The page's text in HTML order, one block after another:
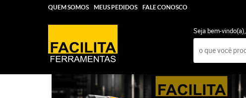
QUEM SOMOS MEUS PEDIDOS FALE CONOSCO
Seja bem-vindo(a),